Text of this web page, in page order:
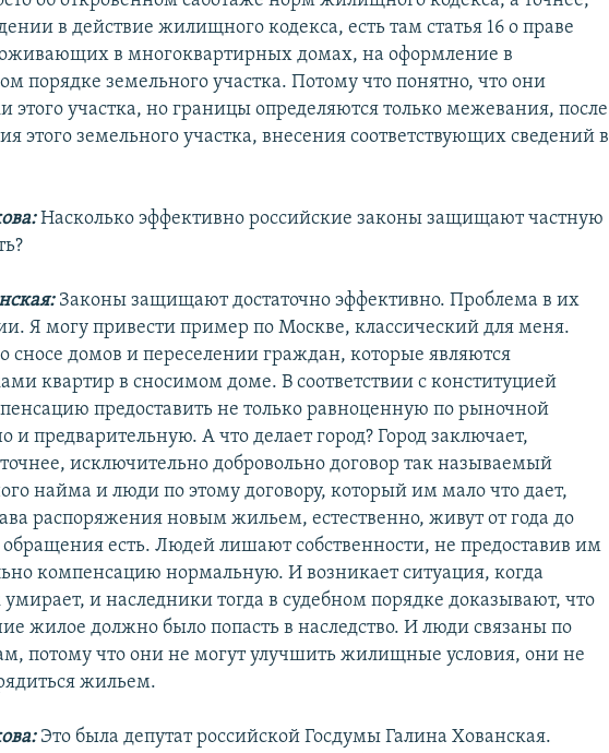
в действие жилищного кодекса, есть там статья 16 о праве
в многоквартирных домах, на оформление в
порядке земельного участка. Потому что понятно, что они
этого участка, но границы определяются только межевания, после
этого земельного участка, внесения соответствующих сведений в
Насколько эффективно российские законы защищают частную
Законы защищают достаточно эффективно. Проблема в их
Я могу привести пример по Москве, классический для меня.
сносе домов и переселении граждан, которые являются
квартир в сносимом доме. В соответствии с конституцией
предоставить не только равноценную по рыночной
и предварительную. А что делает город? Город заключает,
исключительно добровольно договор так называемый
найма и люди по этому договору, который им мало что дает,
распоряжения новым жильем, естественно, живут от года до
есть. Людей лишают собственности, не предоставив им
компенсацию нормальную. И возникает ситуация, когда
умирает, и наследники тогда в судебном порядке доказывают, что
жилое должно было попасть в наследство. И люди связаны по
потому что они не могут улучшить жилищные условия, они не
жильем.
Это была депутат российской Госдумы Галина Хованская.